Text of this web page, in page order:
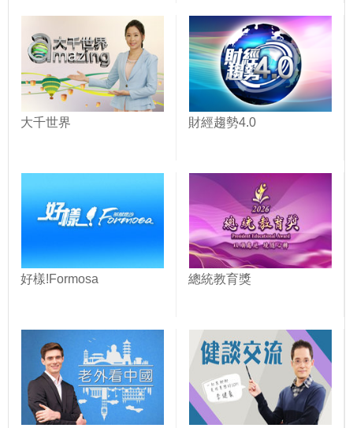
大千世界 財經趨勢4.0
好樣!Formosa 總統教育獎